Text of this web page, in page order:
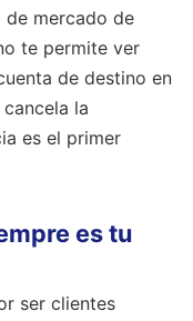
mercado de
te permite ver
de destino en
la
es el primer
es tu
ser clientes